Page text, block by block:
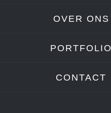
OVER ONS
PORTFOLIO
CONTACT